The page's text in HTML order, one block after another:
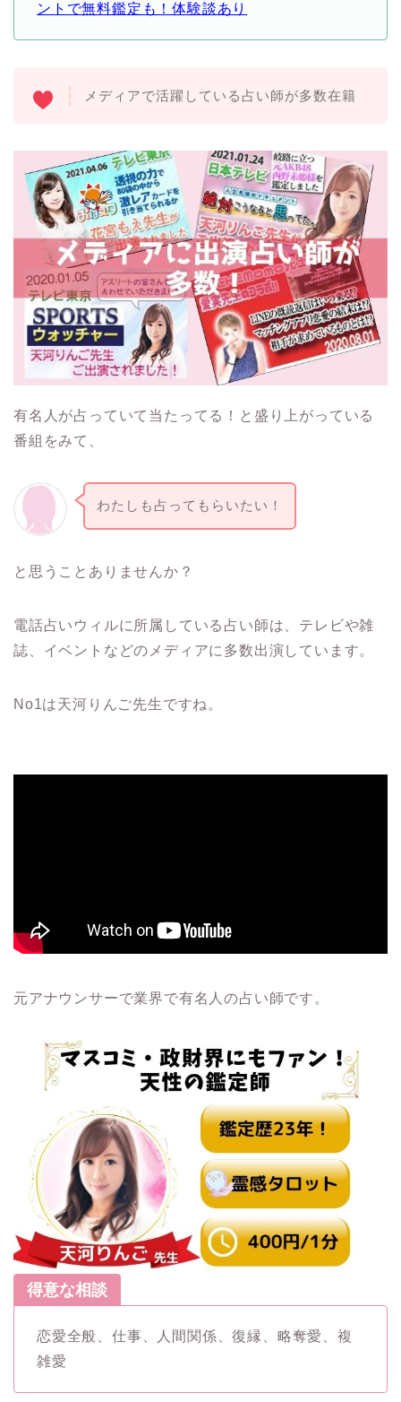
ントで無料鑑定も！体験談あり
メディアで活躍している占い師が多数在籍
有名人が占っていて当たってる！と盛り上がっている
番組をみて、
わたしも占ってもらいたい！
と思うことありませんか？
電話占いウィルに所属している占い師は、テレビや雑
誌、イベントなどのメディアに多数出演しています。
No1は天河りんご先生ですね。
元アナウンサーで業界で有名人の占い師です。
得意な相談
恋愛全般、仕事、人間関係、復縁、略奪愛、複
雑愛